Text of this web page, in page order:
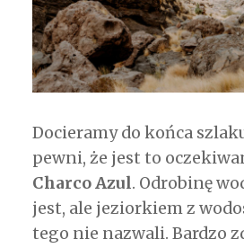
Docieramy do końca
pewni, że jest to
Charco Azul. Odrobinę
jest, ale jeziorkiem z
tego nie nazwali. Bardzo